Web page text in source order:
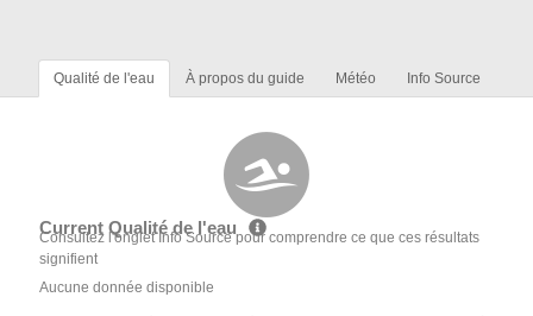
Qualité de l'eau À propos du guide Météo Info Source
Current Qualité de l'eau
Consultez l'onglet Info Source pour comprendre ce que ces résultats
signifient
Aucune donnée disponible